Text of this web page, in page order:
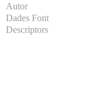
Autor
Dades Font
Descriptors